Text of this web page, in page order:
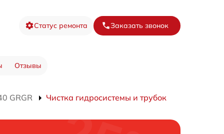
Статус ремонта Заказать звонок
Отзывы
GRGR Чистка гидросистемы и трубок